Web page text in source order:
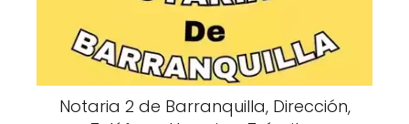
Notaria 2 de Barranquilla, Dirección,